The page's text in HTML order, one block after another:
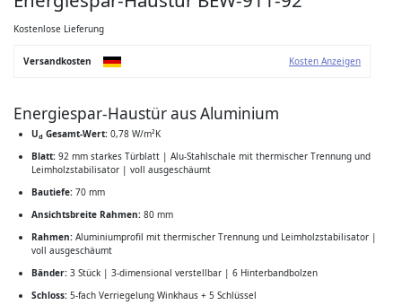
Bildgalerie
springen
Kostenlose Lieferung
Versandkosten Kosten Anzeigen
Energiespar-Haustür aus Aluminium
Ud Gesamt-Wert: 0,78 W/m²K
Blatt: 92 mm starkes Türblatt | Alu-Stahlschale mit thermischer Trennung und
Leimholzstabilisator | voll ausgeschäumt
Bautiefe: 70 mm
Ansichtsbreite Rahmen: 80 mm
Rahmen: Aluminiumprofil mit thermischer Trennung und Leimholzstabilisator |
voll ausgeschäumt
Bänder: 3 Stück | 3-dimensional verstellbar | 6 Hinterbandbolzen
Schloss: 5-fach Verriegelung Winkhaus + 5 Schlüssel